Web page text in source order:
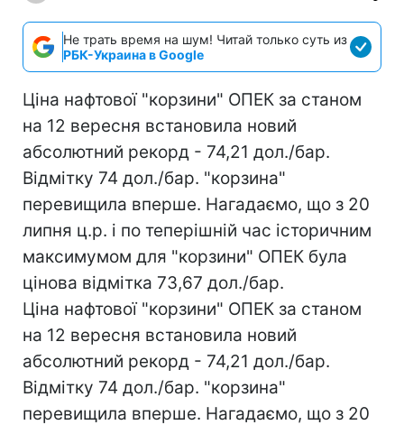
Не трать время на шум! Читай только суть из
РБК-Украина в Google
Ціна нафтової "корзини" ОПЕК за станом
на 12 вересня встановила новий
абсолютний рекорд - 74,21 дол./бар.
Відмітку 74 дол./бар. "корзина"
перевищила вперше. Нагадаємо, що з 20
липня ц.р. і по теперішній час історичним
максимумом для "корзини" ОПЕК була
цінова відмітка 73,67 дол./бар.
Ціна нафтової "корзини" ОПЕК за станом
на 12 вересня встановила новий
абсолютний рекорд - 74,21 дол./бар.
Відмітку 74 дол./бар. "корзина"
перевищила вперше. Нагадаємо, що з 20